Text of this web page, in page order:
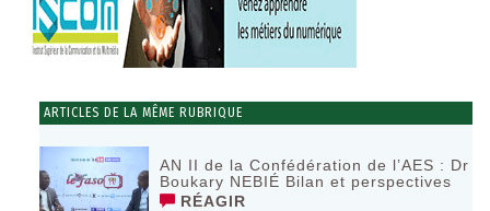
ARTICLES DE LA MÊME RUBRIQUE
AN II de la Confédération de l’AES : Dr
Boukary NEBIÉ Bilan et perspectives
RÉAGIR